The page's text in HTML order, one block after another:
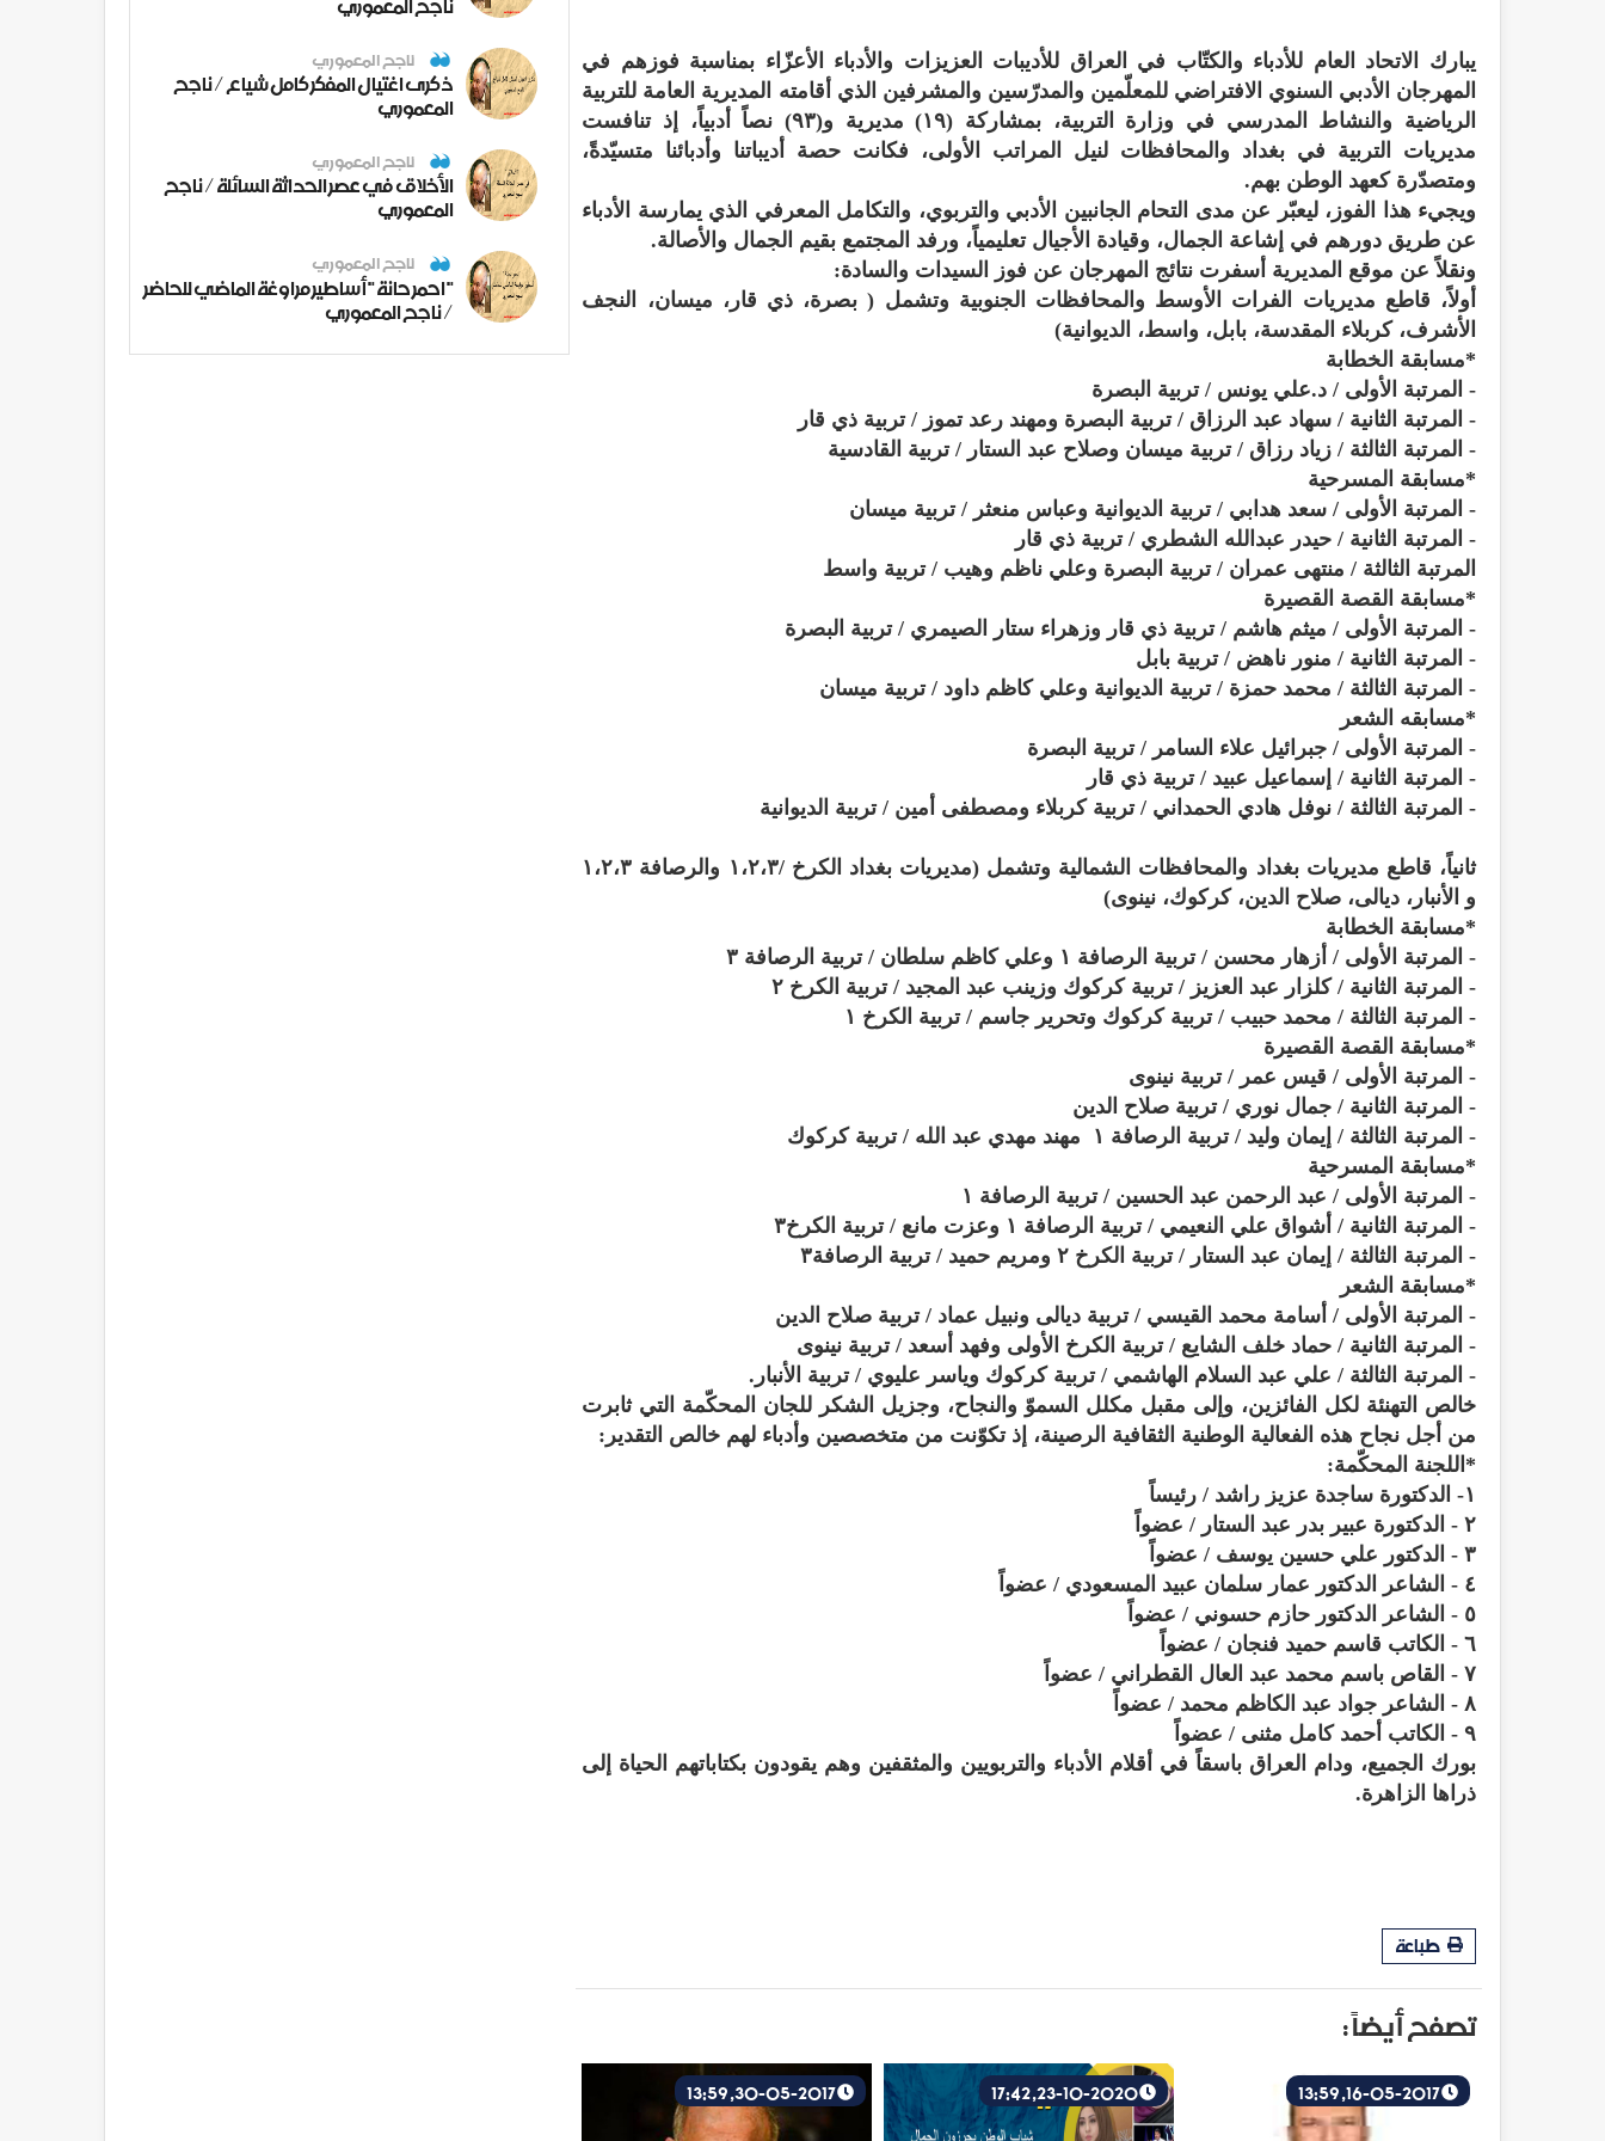
يبارك الاتحاد العام للأدباء والكتّاب في العراق للأديبات العزيزات والأدباء الأعزّاء بمناسبة فوزهم في
المهرجان الأدبي السنوي الافتراضي للمعلّمين والمدرّسين والمشرفين الذي أقامته المديرية العامة للتربية
الرياضية والنشاط المدرسي في وزارة التربية، بمشاركة (١٩) مديرية و(٩٣) نصاً أدبياً، إذ تنافست
مديريات التربية في بغداد والمحافظات لنيل المراتب الأولى، فكانت حصة أديباتنا وأدبائنا متسيّدةً،
ومتصدّرة كعهد الوطن بهم.
ويجيء هذا الفوز، ليعبّر عن مدى التحام الجانبين الأدبي والتربوي، والتكامل المعرفي الذي يمارسة الأدباء
عن طريق دورهم في إشاعة الجمال، وقيادة الأجيال تعليمياً، ورفد المجتمع بقيم الجمال والأصالة.
ونقلاً عن موقع المديرية أسفرت نتائج المهرجان عن فوز السيدات والسادة:
أولاً، قاطع مديريات الفرات الأوسط والمحافظات الجنوبية وتشمل ( بصرة، ذي قار، ميسان، النجف
الأشرف، كربلاء المقدسة، بابل، واسط، الديوانية)
*مسابقة الخطابة
- المرتبة الأولى / د.علي يونس / تربية البصرة
- المرتبة الثانية / سهاد عبد الرزاق / تربية البصرة ومهند رعد تموز / تربية ذي قار
- المرتبة الثالثة / زياد رزاق / تربية ميسان وصلاح عبد الستار / تربية القادسية
*مسابقة المسرحية
- المرتبة الأولى / سعد هدابي / تربية الديوانية وعباس منعثر / تربية ميسان
- المرتبة الثانية / حيدر عبدالله الشطري / تربية ذي قار
المرتبة الثالثة / منتهى عمران / تربية البصرة وعلي ناظم وهيب / تربية واسط
*مسابقة القصة القصيرة
- المرتبة الأولى / ميثم هاشم / تربية ذي قار وزهراء ستار الصيمري / تربية البصرة
- المرتبة الثانية / منور ناهض / تربية بابل
- المرتبة الثالثة / محمد حمزة / تربية الديوانية وعلي كاظم داود / تربية ميسان
*مسابقه الشعر
- المرتبة الأولى / جبرائيل علاء السامر / تربية البصرة
- المرتبة الثانية / إسماعيل عبيد / تربية ذي قار
- المرتبة الثالثة / نوفل هادي الحمداني / تربية كربلاء ومصطفى أمين / تربية الديوانية
ثانياً، قاطع مديريات بغداد والمحافظات الشمالية وتشمل (مديريات بغداد الكرخ /١،٢،٣ والرصافة ١،٢،٣
و الأنبار، ديالى، صلاح الدين، كركوك، نينوى)
*مسابقة الخطابة
- المرتبة الأولى / أزهار محسن / تربية الرصافة ١ وعلي كاظم سلطان / تربية الرصافة ٣
- المرتبة الثانية / كلزار عبد العزيز / تربية كركوك وزينب عبد المجيد / تربية الكرخ ٢
- المرتبة الثالثة / محمد حبيب / تربية كركوك وتحرير جاسم / تربية الكرخ ١
*مسابقة القصة القصيرة
- المرتبة الأولى / قيس عمر / تربية نينوى
- المرتبة الثانية / جمال نوري / تربية صلاح الدين
- المرتبة الثالثة / إيمان وليد / تربية الرصافة ١ مهند مهدي عبد الله / تربية كركوك
*مسابقة المسرحية
- المرتبة الأولى / عبد الرحمن عبد الحسين / تربية الرصافة ١
- المرتبة الثانية / أشواق علي النعيمي / تربية الرصافة ١ وعزت مانع / تربية الكرخ٣
- المرتبة الثالثة / إيمان عبد الستار / تربية الكرخ ٢ ومريم حميد / تربية الرصافة٣
*مسابقة الشعر
- المرتبة الأولى / أسامة محمد القيسي / تربية ديالى ونبيل عماد / تربية صلاح الدين
- المرتبة الثانية / حماد خلف الشايع / تربية الكرخ الأولى وفهد أسعد / تربية نينوى
- المرتبة الثالثة / علي عبد السلام الهاشمي / تربية كركوك وياسر عليوي / تربية الأنبار.
خالص التهنئة لكل الفائزين، وإلى مقبل مكلل السموّ والنجاح، وجزيل الشكر للجان المحكّمة التي ثابرت
من أجل نجاح هذه الفعالية الوطنية الثقافية الرصينة، إذ تكوّنت من متخصصين وأدباء لهم خالص التقدير:
*اللجنة المحكّمة:
١- الدكتورة ساجدة عزيز راشد / رئيساً
٢ - الدكتورة عبير بدر عبد الستار / عضواً
٣ - الدكتور علي حسين يوسف / عضواً
٤ - الشاعر الدكتور عمار سلمان عبيد المسعودي / عضواً
٥ - الشاعر الدكتور حازم حسوني / عضواً
٦ - الكاتب قاسم حميد فنجان / عضواً
٧ - القاص باسم محمد عبد العال القطراني / عضواً
٨ - الشاعر جواد عبد الكاظم محمد / عضواً
٩ - الكاتب أحمد كامل مثنى / عضواً
بورك الجميع، ودام العراق باسقاً في أقلام الأدباء والتربويين والمثقفين وهم يقودون بكتاباتهم الحياة إلى
ذراها الزاهرة.
طباعة
تصفح أيضاً :
23-10-2020, 17:42
30-05-2017, 13:59
ناجح المعموري
ناجح المعموري
ذكرى اغتيال المفكر كامل شياع / ناجح
المعموري
ناجح المعموري
الأخلاق في عصر الحداثة السائلة / ناجح
المعموري
ناجح المعموري
" احمر حانة " أساطير مراوغة الماضي للحاضر
/ ناجح المعموري